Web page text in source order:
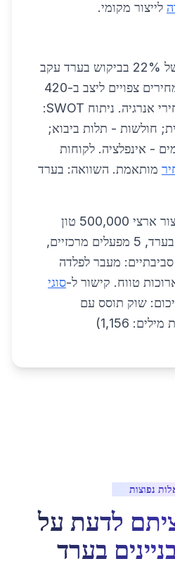
לייצור מקומי.
תחזית 2027: עלייה של 22% בביקוש בערד עקב
תוכנית 'עיר חכמה'. מחירים צפויים ליצב ב-420
₪/מ"ר עקב ירידת מחירי אנרגיה. ניתוח SWOT:
חולשות - תלות ביבוא;
- אינפלציה. לקוחות
מותאמת. השוואה: בערד
נתונים סטטיסטיים: ייצור ארצי 500,000 טון
פלדה, 10% לסורגים. בערד, 5 מפעלים מרכזיים,
גורמים סביבתיים: מעבר לפלדה
טווח. קישור ל-סוגי
שוק תוסס עם
1,156)
נפוצות
לדעת על
בערד